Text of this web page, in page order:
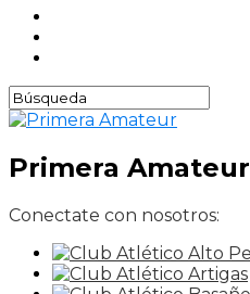
Primera Amateur
Conectate con nosotros: